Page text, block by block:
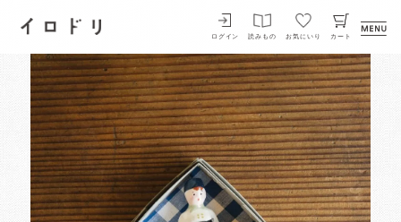
イロドリ
ログイン 読みもの お気にいり カート